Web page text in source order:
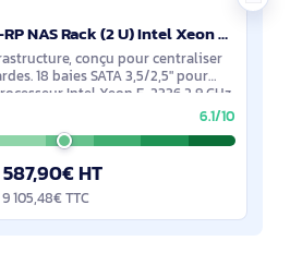
QNAP TS-H1887XU-RP NAS Rack (2 U) Intel Xeon E E-2336 32 Go DDR4 0 To QuTS hero Noir, Blanc - TS-H1887XU-RP-E2336-32G
conçu pour centraliser
18 baies SATA 3,5/2,5" pour
Intel Xeon E-2336 2,9 GHz
6.1/10
HT
9 105,48€ TTC